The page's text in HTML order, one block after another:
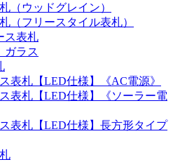
（ウッドグレイン）
（フリースタイル表札）
ス表札
ラス
表札【LED仕様】《AC電源》
表札【LED仕様】《ソーラー電
表札【LED仕様】長方形タイプ